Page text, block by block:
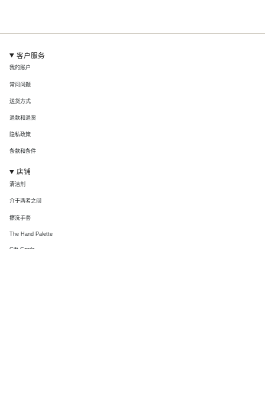
客户服务
我的账户
常问问题
送货方式
退款和退货
隐私政策
条款和条件
店铺
清洁剂
介于两者之间
擦洗手套
The Hand Palette
Gift Cards